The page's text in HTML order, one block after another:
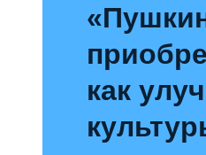
как